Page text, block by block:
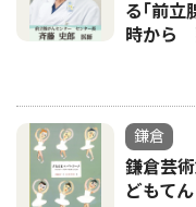
る｢前
時から
鎌倉
鎌倉芸
どもて